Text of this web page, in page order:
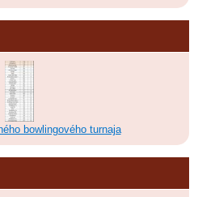
bowlingového turnaja